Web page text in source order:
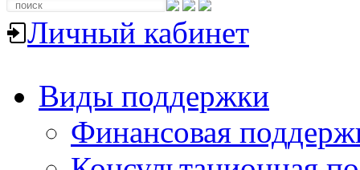
Личный кабинет
Виды поддержки
Финансовая